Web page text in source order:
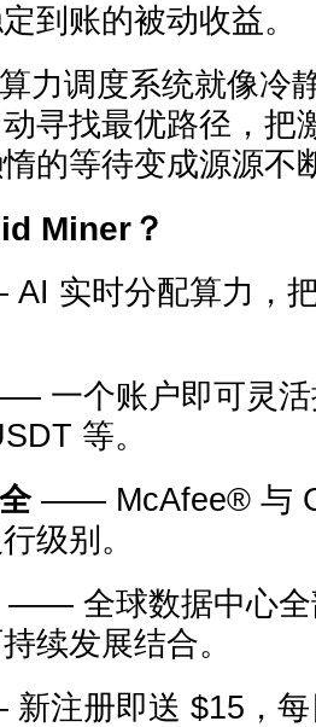
到账的被动收益。
力调度系统就像冷
寻找最优路径，把
的等待变成源源不
Miner？
实时分配算力，
一个账户即可灵活
等。
—— McAfee® 与
级别。
—— 全球数据中心全
续发展结合。
注册即送 $15，每